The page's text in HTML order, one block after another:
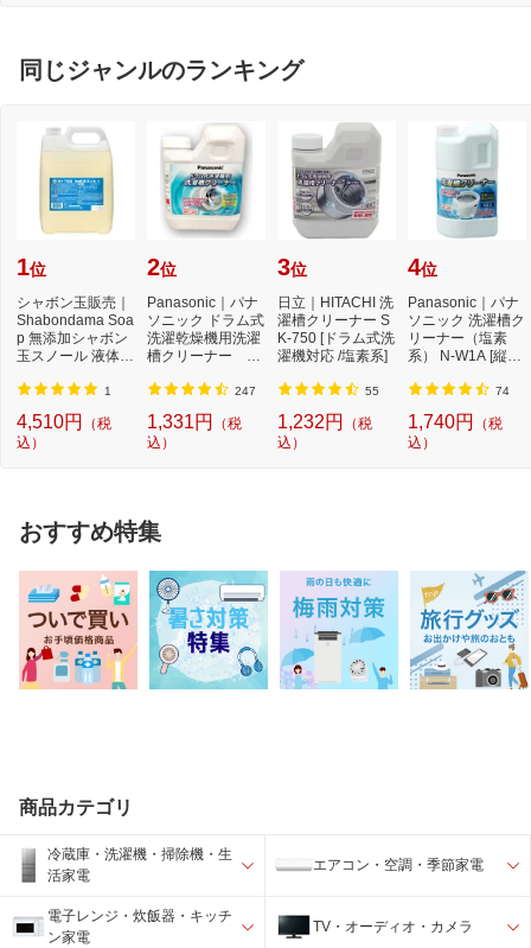
同じジャンルのランキング
1位
シャボン玉販売｜
Shabondama Soa
p 無添加シャボン
玉スノール 液体タ
1
4,510円
（税
込）
2位
Panasonic｜パナ
ソニック ドラム式
洗濯乾燥機用洗濯
槽クリーナー N-
濯...
247
1,331円
（税
込）
3位
日立｜HITACHI 洗
濯槽クリーナー S
K-750 [ドラム式洗
濯機対応 /塩素系]
55
1,232円
（税
込）
4位
Panasonic｜パナ
ソニック 洗濯槽ク
リーナー（塩素
系） N-W1A [縦型
系...
74
1,740円
（税
込）
おすすめ特集
商品カテゴリ
冷蔵庫・洗濯機・掃除機・生
活家電
エアコン・空調・季節家電
電子レンジ・炊飯器・キッチ
ン家電
TV・オーディオ・カメラ